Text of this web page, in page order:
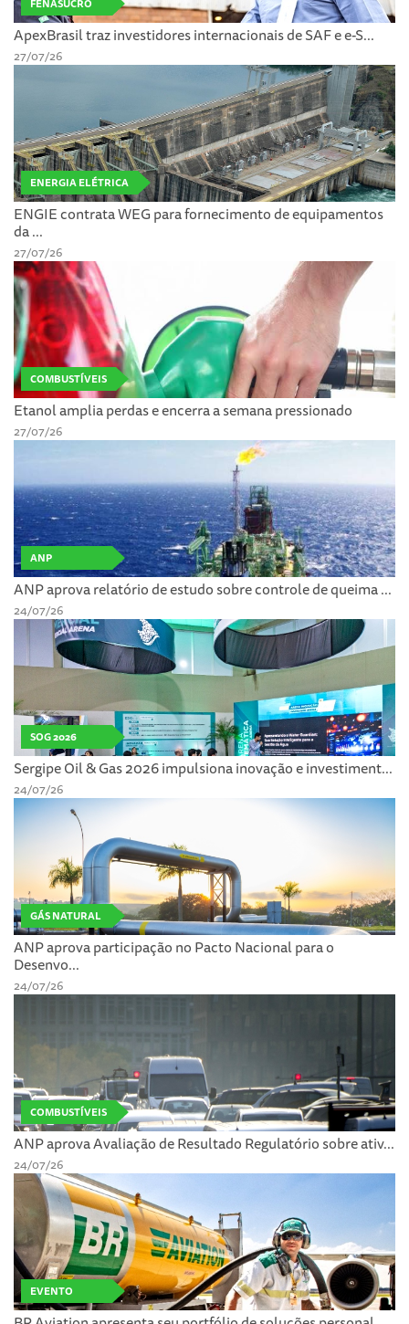
FENASUCRO
ApexBrasil traz investidores internacionais de SAF e e-S...
27/07/26
ENERGIA ELÉTRICA
ENGIE contrata WEG para fornecimento de equipamentos
da ...
27/07/26
COMBUSTÍVEIS
Etanol amplia perdas e encerra a semana pressionado
27/07/26
ANP
ANP aprova relatório de estudo sobre controle de queima ...
24/07/26
SOG 2026
Sergipe Oil & Gas 2026 impulsiona inovação e investiment...
24/07/26
GÁS NATURAL
ANP aprova participação no Pacto Nacional para o
Desenvo...
24/07/26
COMBUSTÍVEIS
ANP aprova Avaliação de Resultado Regulatório sobre ativ...
24/07/26
EVENTO